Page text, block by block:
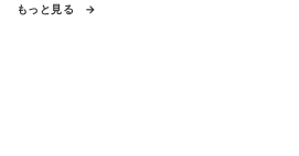
もっと見る